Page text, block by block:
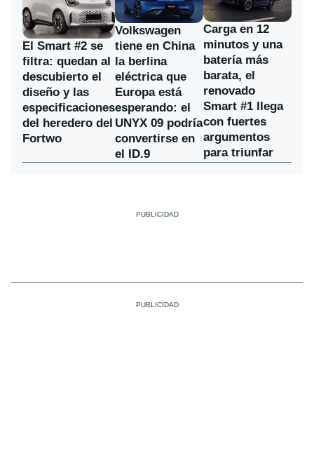
El Smart #2 se
filtra: quedan al
descubierto el
diseño y las
especificaciones
del heredero del
Fortwo
Volkswagen
tiene en China
la berlina
eléctrica que
Europa está
esperando: el
UNYX 09 podría
convertirse en
el ID.9
Carga en 12
minutos y una
batería más
barata, el
renovado
Smart #1 llega
con fuertes
argumentos
para triunfar